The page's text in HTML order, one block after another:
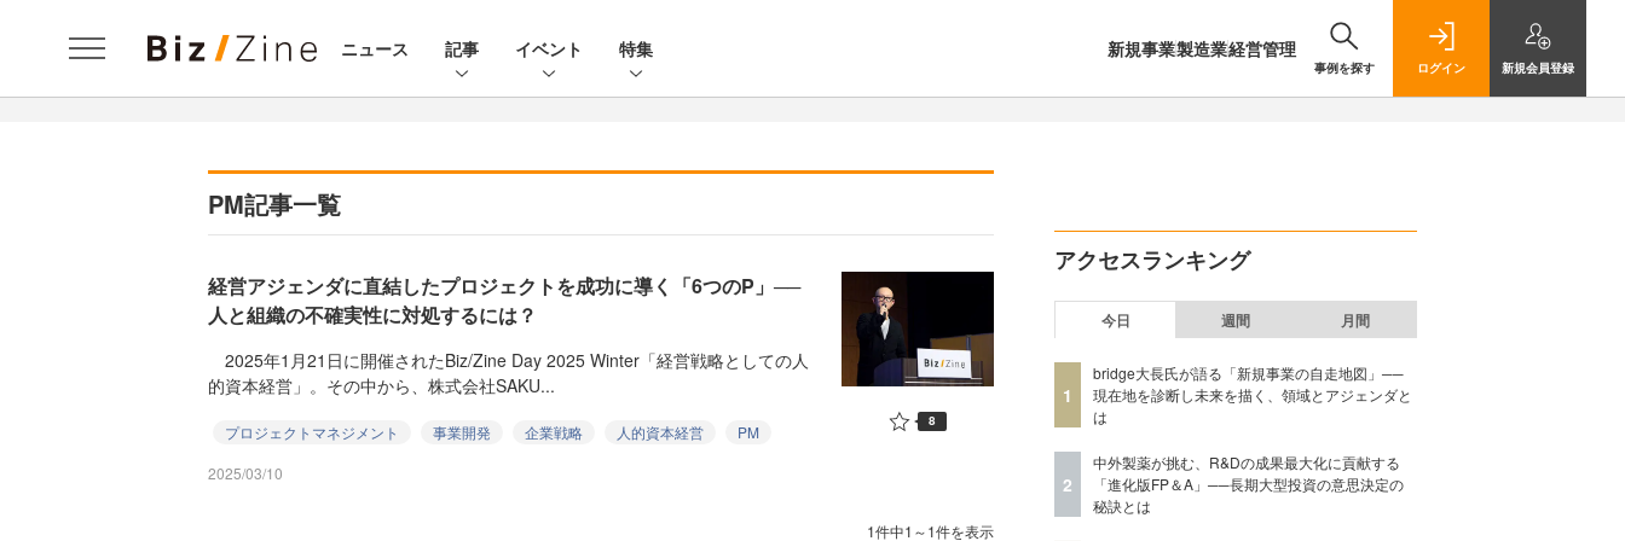
ニュース 記事 イベント 特集 新規事業製造業経営管理
事例を探す ログイン 新規会員登録
PM記事一覧
経営アジェンダに直結したプロジェクトを成功に導く「6つのP」──
人と組織の不確実性に対処するには？
2025年1月21日に開催されたBiz/Zine Day 2025 Winter「経営戦略としての人
的資本経営」。その中から、株式会社SAKU...
プロジェクトマネジメント 事業開発 企業戦略 人的資本経営
PM
2025/03/10
8
1件中1～1件を表示
アクセスランキング
今日 週間 月間
1
bridge大長氏が語る「新規事業の自走地図」──
現在地を診断し未来を描く、領域とアジェンダと
は
2
中外製薬が挑む、R&Dの成果最大化に貢献する
「進化版FP＆A」──長期大型投資の意思決定の
秘訣とは